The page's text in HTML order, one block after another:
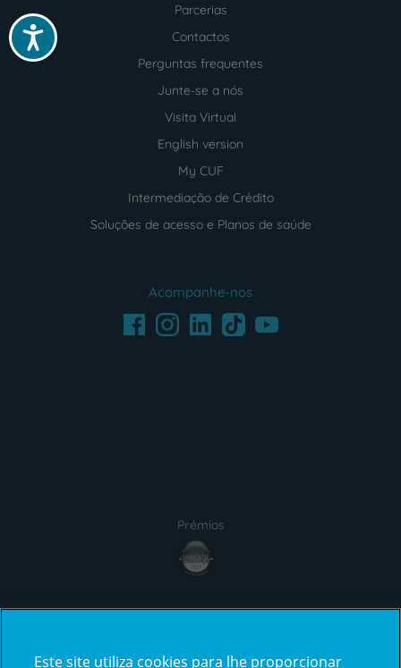
Acessibilidade
Parcerias
Contactos
Perguntas frequentes
Junte-se a nós
Visita Virtual
English version
My CUF
Intermediação de Crédito
Soluções de acesso e Planos de saúde
Acompanhe-nos
FacebookInstagramLinkedInTikTokYoutube
Prémios
Este site utiliza cookies para lhe proporcionar